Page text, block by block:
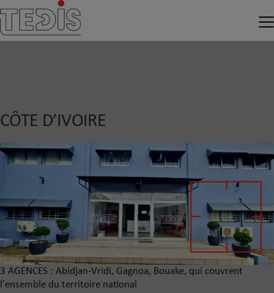
CÔTE D’IVOIRE
3 AGENCES : Abidjan-Vridi, Gagnoa, Bouake, qui couvrent
l'ensemble du territoire national